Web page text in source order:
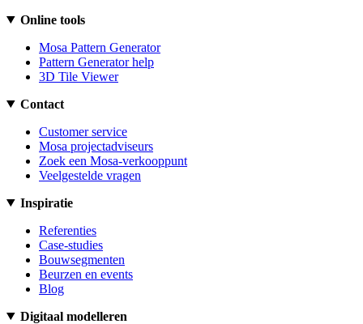
Online tools
Mosa Pattern Generator
Pattern Generator help
3D Tile Viewer
Contact
Customer service
Mosa projectadviseurs
Zoek een Mosa-verkooppunt
Veelgestelde vragen
Inspiratie
Referenties
Case-studies
Bouwsegmenten
Beurzen en events
Blog
Digitaal modelleren